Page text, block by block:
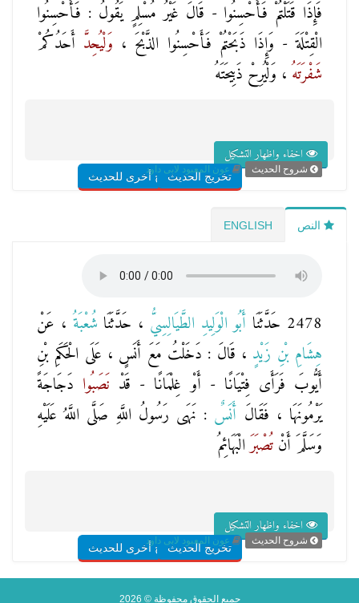
فَإِذَا قَتَلْتُمْ فَأَحْسِنُوا - قَالَ غَيْرُ مُسْلِمٍ يَقُولُ : فَأَحْسِنُوا
الْقِتْلَةَ - وَإِذَا ذَبَحْتُمْ فَأَحْسِنُوا الذَّبْحَ ، وَلْيُحِدَّ أَحَدُكُمْ
شَفْرَتَهُ ، وَلْيُرِحْ ذَبِيحَتَهُ
اخفاء واظهار التشكيل
تخريج الحديثشروح أخرى للحديث
شروح الحديث عون المعبود لابى داود
النص ENGLISH
2478 حَدَّثَنَا أَبُو الْوَلِيدِ الطَّيَالِسِيُّ ، حَدَّثَنَا شُعْبَةُ ، عَنْ
هِشَامِ بْنِ زَيْدٍ ، قَالَ : دَخَلْتُ مَعَ أَنَسٍ ، عَلَى الْحَكَمِ بْنِ
أَيُّوبَ فَرَأَى فِتْيَانًا - أَوْ غِلْمَانًا - قَدْ نَصَبُوا دَجَاجَةً
يَرْمُونَهَا ، فَقَالَ أَنَسٌ : نَهَى رَسُولُ اللَّهِ صَلَّى اللَّهُ عَلَيْهِ
وَسَلَّمَ أَنْ تُصْبَرَالْبَهَائِمُ
اخفاء واظهار التشكيل
تخريج الحديثشروح أخرى للحديث
شروح الحديث عون المعبود لابى داود
جميع الحقوق محفوظة © 2026